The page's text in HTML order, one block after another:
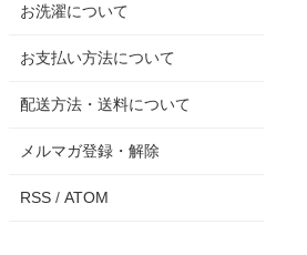
お洗濯について
お支払い方法について
配送方法・送料について
メルマガ登録・解除
RSS / ATOM